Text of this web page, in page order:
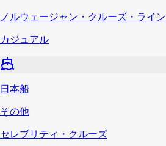
ノルウェージャン・クルーズ・ライン
カジュアル
日本船
その他
セレブリティ・クルーズ